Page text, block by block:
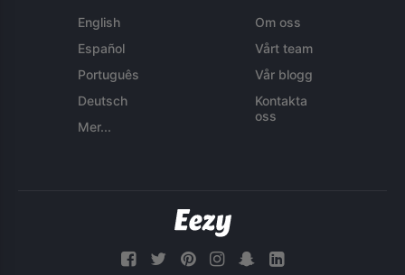
English
Español
Português
Deutsch
Mer...
Om oss
Vårt team
Vår blogg
Kontakta
oss